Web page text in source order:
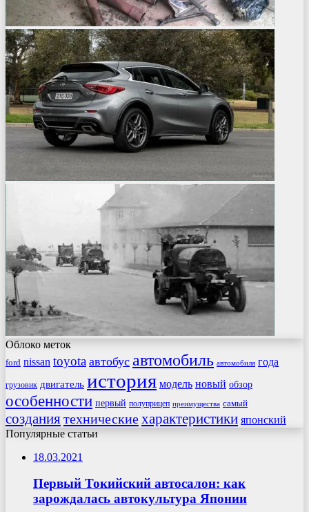
Облоко меток
ford nissan toyota автобус автомобиль автомобиля года
грузовик двигатель история модель новый обзор
особенности первый полуприцеп преимущества самый
созданиятехническиехарактеристики японский
Популярные статьи
18.03.2021
Первый Токийский автосалон: как
зарождалась автокультура Японии